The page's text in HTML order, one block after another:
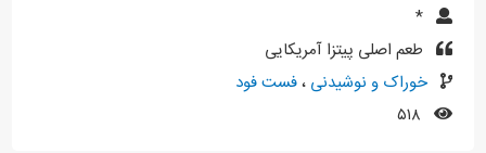
*
طعم اصلی پیتزا آمریکایی
خوراک و نوشیدنی،فست فود